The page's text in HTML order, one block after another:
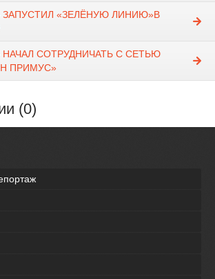
ЗАПУСТИЛ «ЗЕЛЁНУЮ ЛИНИЮ»В
НАЧАЛ СОТРУДНИЧАТЬ С СЕТЬЮ
ПРИМУС»
(0)